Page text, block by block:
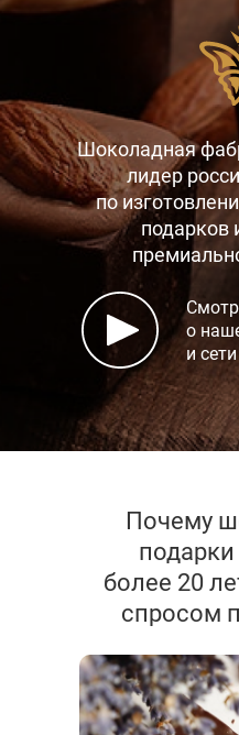
Шоколадная
лидер
по
подарков
о
и
Почему
более 20
спросом